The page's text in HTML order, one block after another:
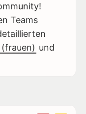
Teams
und